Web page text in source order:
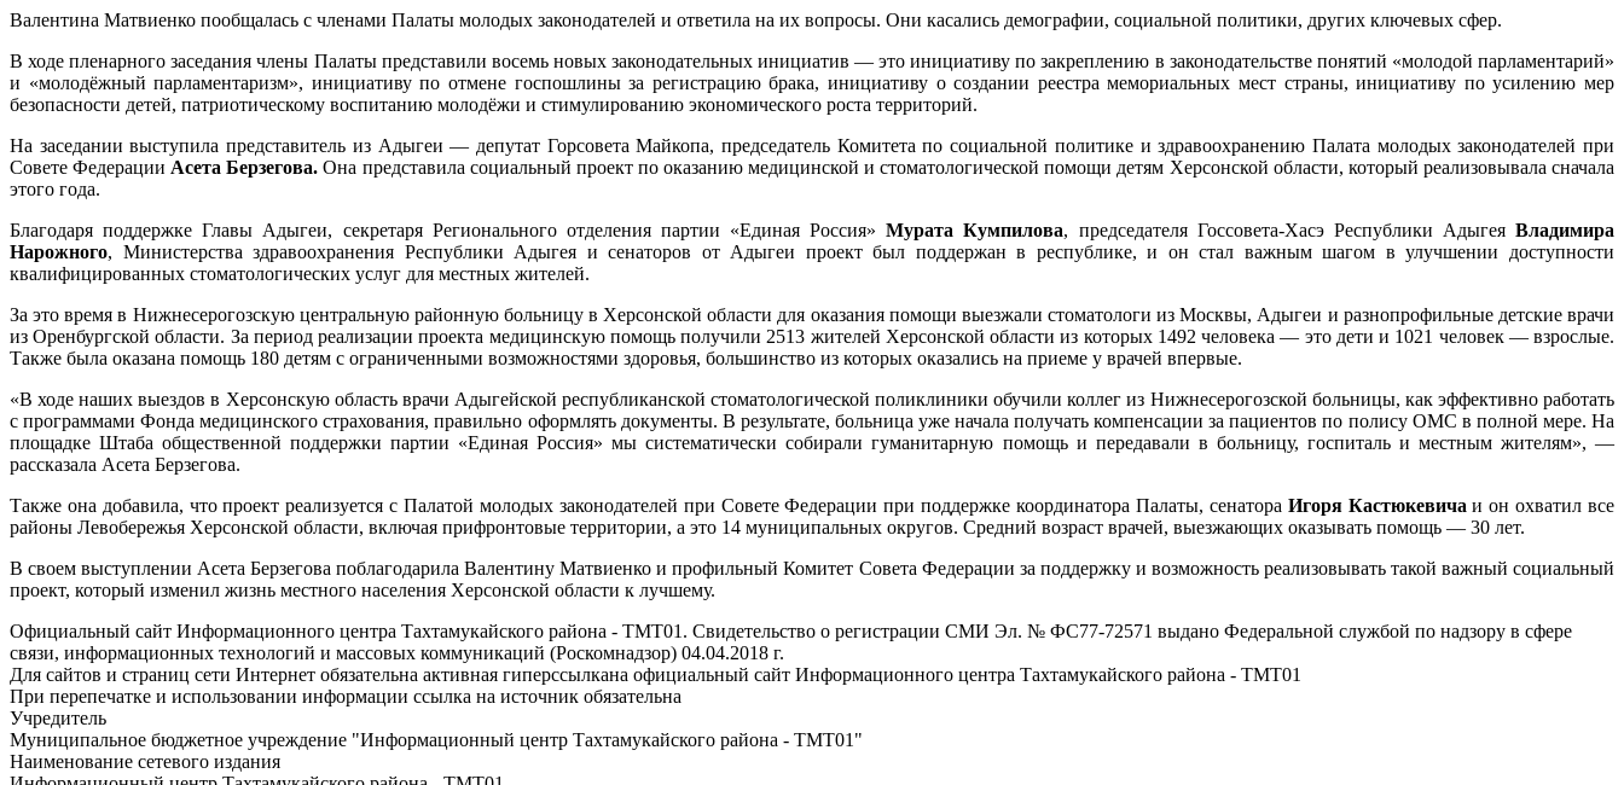
Валентина Матвиенко пообщалась с членами Палаты молодых законодателей и ответила на их вопросы. Они касались демографии, социальной политики, других ключевых сфер.
В ходе пленарного заседания члены Палаты представили восемь новых законодательных инициатив — это инициативу по закреплению в законодательстве понятий «молодой парламентарий»
и «молодёжный парламентаризм», инициативу по отмене госпошлины за регистрацию брака, инициативу о создании реестра мемориальных мест страны, инициативу по усилению мер
безопасности детей, патриотическому воспитанию молодёжи и стимулированию экономического роста территорий.
На заседании выступила представитель из Адыгеи — депутат Горсовета Майкопа, председатель Комитета по социальной политике и здравоохранению Палата молодых законодателей при
Совете Федерации Асета Берзегова. Она представила социальный проект по оказанию медицинской и стоматологической помощи детям Херсонской области, который реализовывала сначала
этого года.
Благодаря поддержке Главы Адыгеи, секретаря Регионального отделения партии «Единая Россия»Мурата Кумпилова, председателя Госсовета-Хасэ Республики Адыгея Владимира
Нарожного, Министерства здравоохранения Республики Адыгея и сенаторов от Адыгеи проект был поддержан в республике, и он стал важным шагом в улучшении доступности
квалифицированных стоматологических услуг для местных жителей.
За это время в Нижнесерогозскую центральную районную больницу в Херсонской области для оказания помощи выезжали стоматологи из Москвы, Адыгеи и разнопрофильные детские врачи
из Оренбургской области. За периодреализации проекта медицинскую помощь получили 2513 жителей Херсонской области из которых 1492 человека — это дети и 1021 человек — взрослые.
Также была оказана помощь 180 детям с ограниченными возможностями здоровья, большинство из которых оказались на приеме у врачей впервые.
«В ходе наших выездов в Херсонскую область врачи Адыгейской республиканской стоматологической поликлиники обучили коллег из Нижнесерогозской больницы, как эффективно работать
с программами Фонда медицинского страхования, правильно оформлять документы. В результате, больница уже начала получать компенсации за пациентов по полису ОМС в полной мере. На
площадке Штаба общественной поддержки партии «Единая Россия» мы систематически собирали гуманитарную помощь и передавали в больницу, госпиталь и местным жителям», —
рассказала Асета Берзегова.
Также она добавила, что проект реализуется с Палатой молодых законодателей при Совете Федерации при поддержке координатора Палаты, сенатора Игоря Кастюкевича и он охватил все
районы Левобережья Херсонской области, включая прифронтовые территории, а это 14 муниципальных округов. Средний возраст врачей, выезжающих оказывать помощь — 30 лет.
В своем выступлении Асета Берзегова поблагодарила Валентину Матвиенко и профильный Комитет Совета Федерации за поддержку и возможность реализовывать такой важный социальный
проект, который изменил жизнь местного населения Херсонской области к лучшему.
Официальный сайт Информационного центра Тахтамукайского района - ТМТ01. Свидетельство о регистрации СМИ Эл. № ФС77-72571 выдано Федеральной службой по надзору в сфере
связи, информационных технологий и массовых коммуникаций (Роскомнадзор) 04.04.2018 г.
Для сайтов и страниц сети Интернет обязательна активная гиперссылкана официальный сайт Информационного центра Тахтамукайского района - ТМТ01
При перепечатке и использовании информации ссылка на источник обязательна
Учредитель
Муниципальное бюджетное учреждение "Информационный центр Тахтамукайского района - ТМТ01"
Наименование сетевого издания